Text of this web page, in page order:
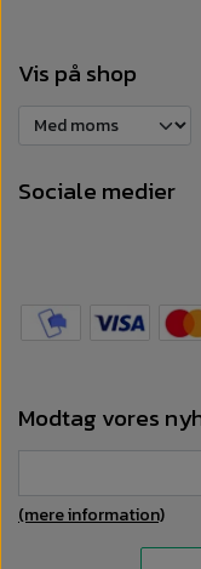
Vis på shop
Sociale medier
Modtag vores
(mere information)